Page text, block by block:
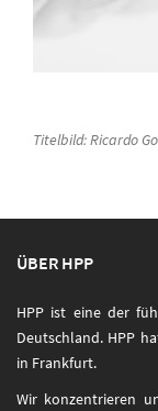
Titelbild: Ricardo
ÜBER HPP
HPP ist eine der
Deutschland. HPP
in Frankfurt.
Wir konzentrieren